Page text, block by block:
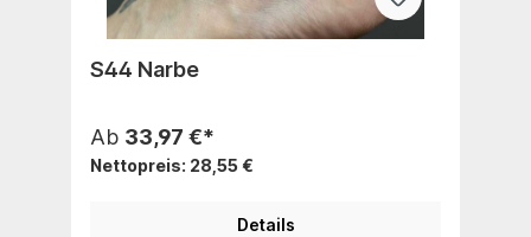
S44 Narbe
Ab 33,97 €*
Nettopreis: 28,55 €
Details